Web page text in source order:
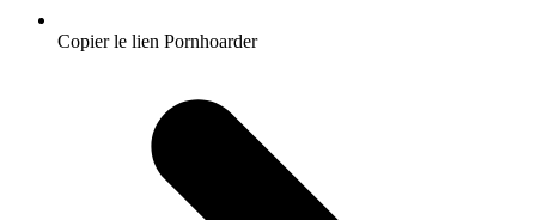
Copier le lien Pornhoarder